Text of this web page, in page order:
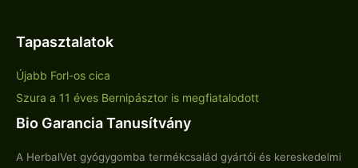
Tapasztalatok
Újabb Forl-os cica
Szura a 11 éves Bernipásztor is megfiatalodott
Bio Garancia Tanusítvány
A HerbalVet gyógygomba termékcsalád gyártói és kereskedelmi